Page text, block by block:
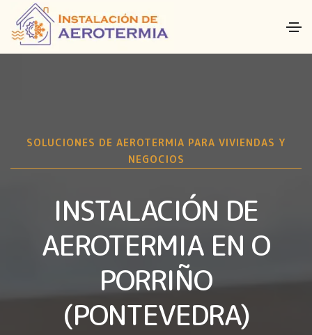
SOLUCIONES DE AEROTERMIA PARA VIVIENDAS Y
NEGOCIOS
INSTALACIÓN DE
AEROTERMIA EN O
PORRIÑO
(PONTEVEDRA)